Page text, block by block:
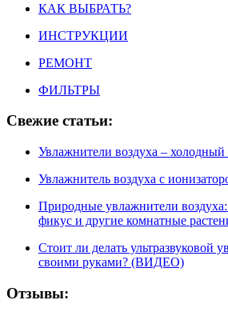
КАК ВЫБРАТЬ?
ИНСТРУКЦИИ
РЕМОНТ
ФИЛЬТРЫ
Свежие статьи:
Увлажнители воздуха –
Увлажнитель воздуха с
Природные увлажнители воздуха:
фикус и другие комнатные
Стоит ли делать ультразвуковой
своими руками? (ВИДЕО)
Отзывы: